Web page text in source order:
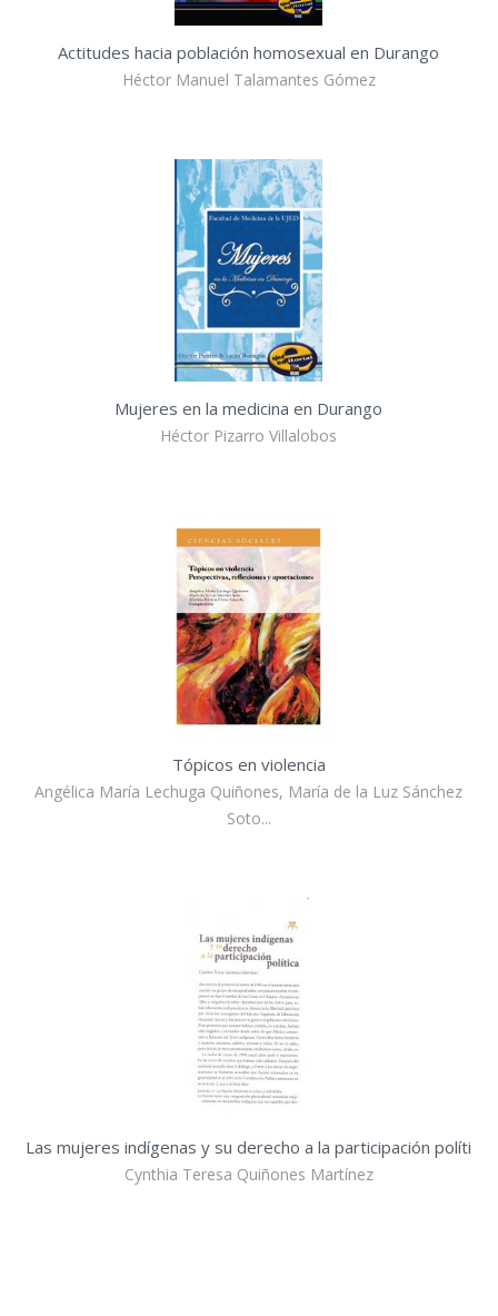
Actitudes hacia población homosexual en Durango
Héctor Manuel Talamantes Gómez
Mujeres en la medicina en Durango
Héctor Pizarro Villalobos
Tópicos en violencia
Angélica María Lechuga Quiñones, María de la Luz Sánchez
Soto...
Las mujeres indígenas y su derecho a la participación políti
Cynthia Teresa Quiñones Martínez